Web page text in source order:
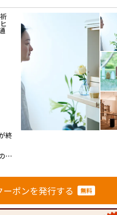
の
質
し
文
フ
お
お
ま
ダ
お
店
駅
終
あ
を
ーポンを発行する 無料